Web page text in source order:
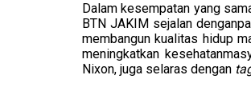
Dalam kesempatan yang
BTN JAKIM sejalan
membangun kualitas hidup
meningkatkan
Nixon, juga selaras dengan